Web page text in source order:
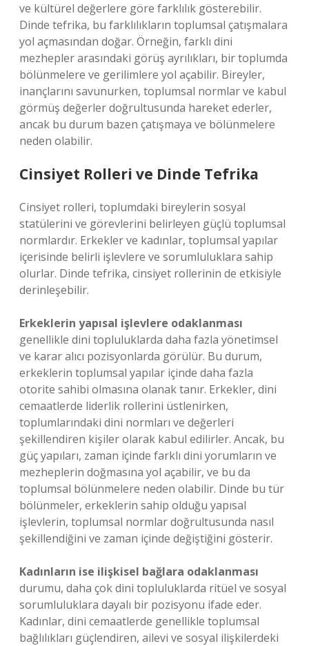
ve kültürel değerlere göre farklılık gösterebilir.
Dinde tefrika, bu farklılıkların toplumsal çatışmalara
yol açmasından doğar. Örneğin, farklı dini
mezhepler arasındaki görüş ayrılıkları, bir toplumda
bölünmelere ve gerilimlere yol açabilir. Bireyler,
inançlarını savunurken, toplumsal normlar ve kabul
görmüş değerler doğrultusunda hareket ederler,
ancak bu durum bazen çatışmaya ve bölünmelere
neden olabilir.
Cinsiyet Rolleri ve Dinde Tefrika
Cinsiyet rolleri, toplumdaki bireylerin sosyal
statülerini ve görevlerini belirleyen güçlü toplumsal
normlardır. Erkekler ve kadınlar, toplumsal yapılar
içerisinde belirli işlevlere ve sorumluluklara sahip
olurlar. Dinde tefrika, cinsiyet rollerinin de etkisiyle
derinleşebilir.
Erkeklerin yapısal işlevlere odaklanması
genellikle dini topluluklarda daha fazla yönetimsel
ve karar alıcı pozisyonlarda görülür. Bu durum,
erkeklerin toplumsal yapılar içinde daha fazla
otorite sahibi olmasına olanak tanır. Erkekler, dini
cemaatlerde liderlik rollerini üstlenirken,
toplumlarındaki dini normları ve değerleri
şekillendiren kişiler olarak kabul edilirler. Ancak, bu
güç yapıları, zaman içinde farklı dini yorumların ve
mezheplerin doğmasına yol açabilir, ve bu da
toplumsal bölünmelere neden olabilir. Dinde bu tür
bölünmeler, erkeklerin sahip olduğu yapısal
işlevlerin, toplumsal normlar doğrultusunda nasıl
şekillendiğini ve zaman içinde değiştiğini gösterir.
Kadınların ise ilişkisel bağlara odaklanması
durumu, daha çok dini topluluklarda ritüel ve sosyal
sorumluluklara dayalı bir pozisyonu ifade eder.
Kadınlar, dini cemaatlerde genellikle toplumsal
bağlılıkları güçlendiren, ailevi ve sosyal ilişkilerdeki